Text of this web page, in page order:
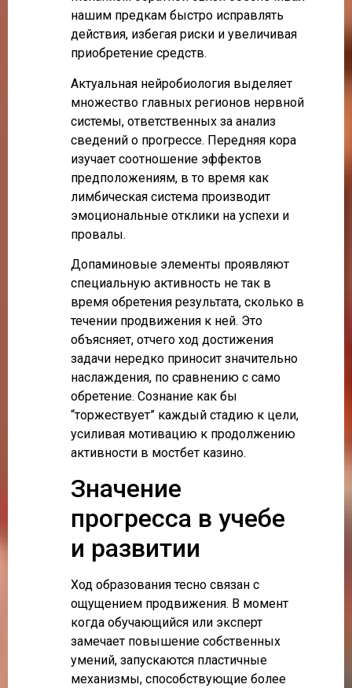
нашим предкам быстро исправлять
действия, избегая риски и увеличивая
приобретение средств.
Актуальная нейробиология выделяет
множество главных регионов нервной
системы, ответственных за анализ
сведений о прогрессе. Передняя кора
изучает соотношение эффектов
предположениям, в то время как
лимбическая система производит
эмоциональные отклики на успехи и
провалы.
Допаминовые элементы проявляют
специальную активность не так в
время обретения результата, сколько в
течении продвижения к ней. Это
объясняет, отчего ход достижения
задачи нередко приносит значительно
наслаждения, по сравнению с само
обретение. Сознание как бы
“торжествует” каждый стадию к цели,
усиливая мотивацию к продолжению
активности в мостбет казино.
Значение
прогресса в учебе
и развитии
Ход образования тесно связан с
ощущением продвижения. В момент
когда обучающийся или эксперт
замечает повышение собственных
умений, запускаются пластичные
механизмы, способствующие более